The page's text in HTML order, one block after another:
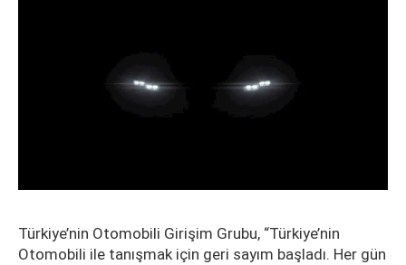
Türkiye’nin Otomobili Girişim Grubu, “Türkiye’nin
Otomobili ile tanışmak için geri sayım başladı. Her gün